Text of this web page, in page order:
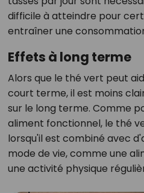
difficile à atteindre pour
entraîner une
Effets à long terme
Alors que le thé vert peut
court terme, il est moins
sur le long terme. Comme
aliment fonctionnel, le thé
lorsqu'il est combiné avec
mode de vie, comme une
une activité physique